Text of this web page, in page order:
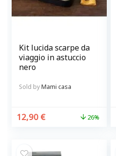
Kit lucida scarpe da
viaggio in astuccio
nero
Sold byMami casa
12,90 € 26%